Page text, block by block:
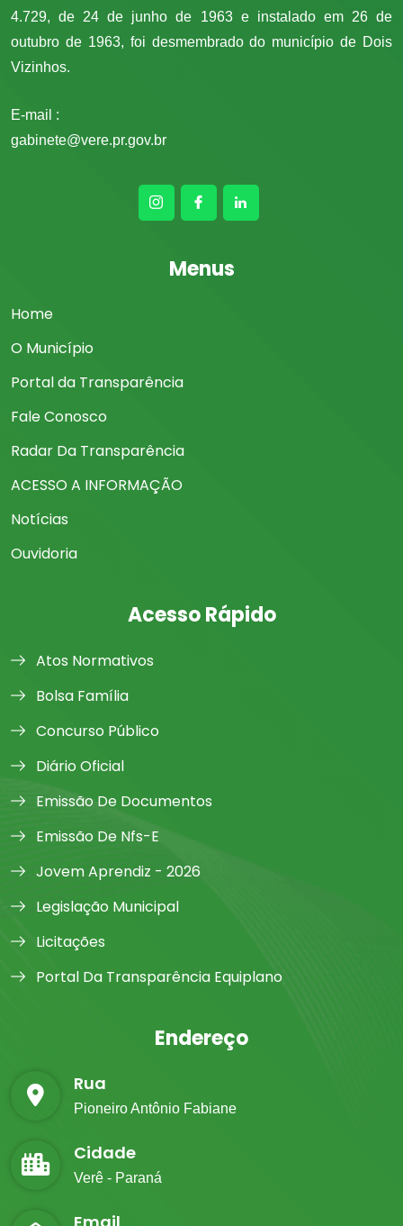
4.729, de 24 de junho de 1963 e instalado em 26 de
outubro de 1963, foi desmembrado do município de Dois
Vizinhos.
E-mail :
gabinete@vere.pr.gov.br
Menus
Home
O Município
Portal da Transparência
Fale Conosco
Radar Da Transparência
ACESSO A INFORMAÇÃO
Notícias
Ouvidoria
Acesso Rápido
Atos Normativos
Bolsa Família
Concurso Público
Diário Oficial
Emissão De Documentos
Emissão De Nfs-E
Jovem Aprendiz - 2026
Legislação Municipal
Licitações
Portal Da Transparência Equiplano
Endereço
Rua
Pioneiro Antônio Fabiane
Cidade
Verê - Paraná